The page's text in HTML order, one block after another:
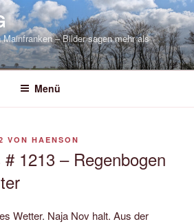
Mainfranken – Bilder sagen mehr als
Menü
VON HAENSON
1213 – Regenbogen
Wetter. Naja Nov halt. Aus der